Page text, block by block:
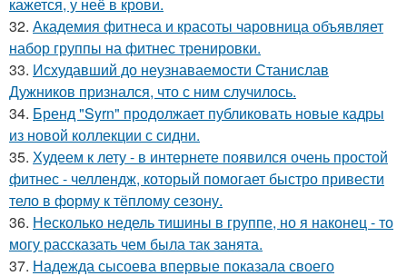
кажется, у неё в крови.
32. Академия фитнеса и красоты чаровница объявляет
набор группы на фитнес тренировки.
33. Исхудавший до неузнаваемости Станислав
Дужников признался, что с ним случилось.
34. Бренд "Syrn" продолжает публиковать новые кадры
из новой коллекции с сидни.
35. Худеем к лету - в интернете появился очень простой
фитнес - челлендж, который помогает быстро привести
тело в форму к тёплому сезону.
36. Несколько недель тишины в группе, но я наконец - то
могу рассказать чем была так занята.
37. Надежда сысоева впервые показала своего